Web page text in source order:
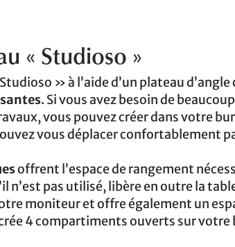
« Studioso »
» à l’aide d’un plateau d’angle
. Si vous avez besoin de
vous pouvez créer dans votre
vous déplacer confortablement
offrent l’espace de rangement
n’est pas utilisé, libère en outre la
moniteur et offre également un
4 compartiments ouverts sur votre